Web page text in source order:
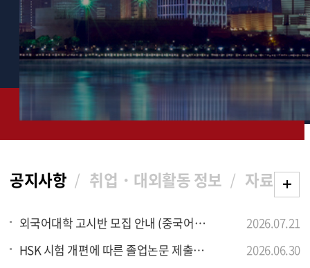
공지사항 취업・대외활동 정보 자료실
외국어대학 고시반 모집 안내 (중국어학과)
2026.07.21
HSK 시험 개편에 따른 졸업논문 제출 인정 범위 조정 공지
2026.06.30